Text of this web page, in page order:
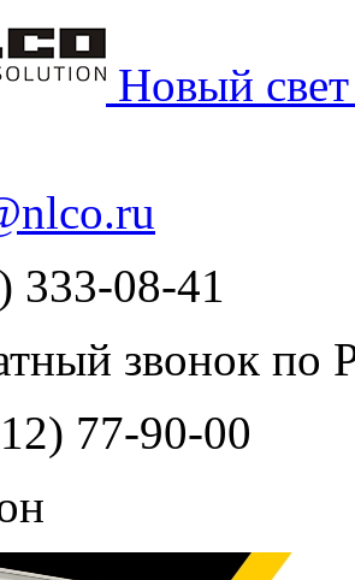
Новый
nlco.ru
333-08-41
звонок по
77-90-00